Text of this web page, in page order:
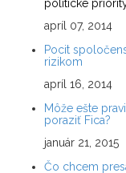
politické
apríl 07, 2014
Pocit
rizikom
apríl 16, 2014
Môže ešte
poraziť Fica?
január 21, 2015
Čo chcem